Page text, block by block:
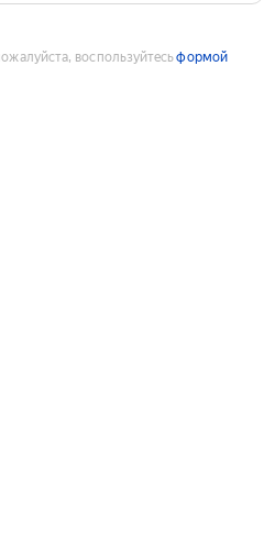
воспользуйтесьформой